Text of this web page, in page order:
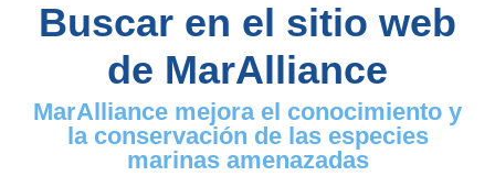
Buscar en el sitio web
de MarAlliance
MarAlliance mejora el conocimiento y
la conservación de las especies
marinas amenazadas